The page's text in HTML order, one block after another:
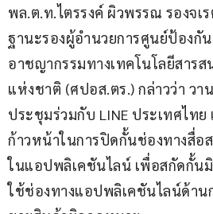
พล.ต.ท.ไตรรงค์ ผิวพรรณ รองจเ
ฐานะรองผู้อำนวยการศูนย์ป้องกั
อาชญากรรมทางเทคโนโลยีสารส
แห่งชาติ (ศปอส.ตร.) กล่าวว่า วา
ประชุมร่วมกับ LINE ประเทศไทย
ก้าวหน้าในการปิดกั้นช่องทางสื่อ
ในแอปพลิเคชันไลน์ เพื่อสกัดกั้น
ใช้ช่องทางแอปพลิเคชันไลน์ด้า